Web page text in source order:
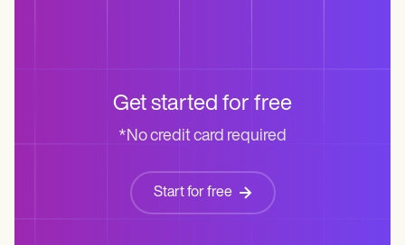
Get started for free
*No credit card required
Start for free